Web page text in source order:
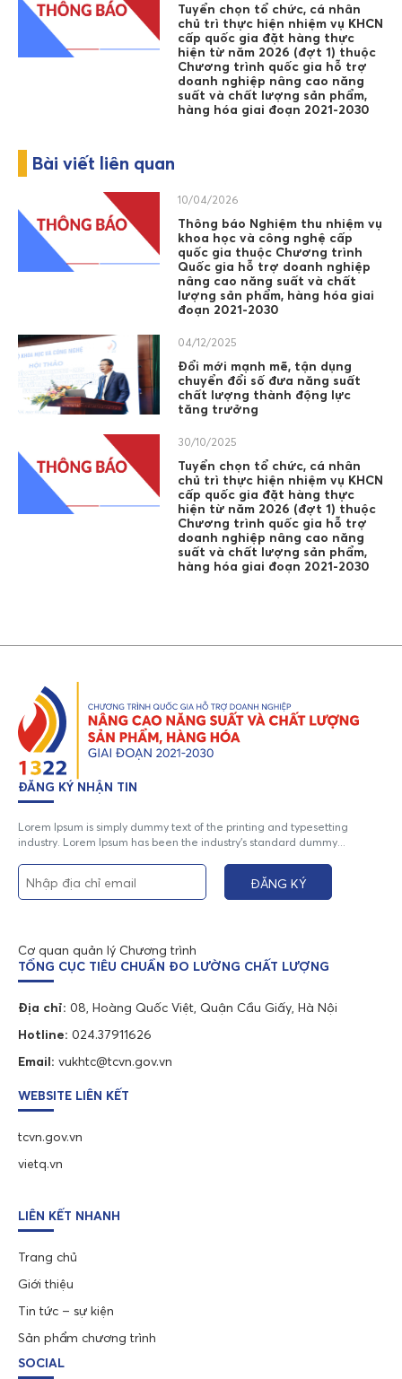
Tuyển chọn tổ chức, cá nhân
chủ trì thực hiện nhiệm vụ KHCN
cấp quốc gia đặt hàng thực
hiện từ năm 2026 (đợt 1) thuộc
Chương trình quốc gia hỗ trợ
doanh nghiệp nâng cao năng
suất và chất lượng sản phẩm,
hàng hóa giai đoạn 2021-2030
Bài viết liên quan
10/04/2026
Thông báo Nghiệm thu nhiệm vụ
khoa học và công nghệ cấp
quốc gia thuộc Chương trình
Quốc gia hỗ trợ doanh nghiệp
nâng cao năng suất và chất
lượng sản phẩm, hàng hóa giai
đoạn 2021-2030
04/12/2025
Đổi mới mạnh mẽ, tận dụng
chuyển đổi số đưa năng suất
chất lượng thành động lực
tăng trưởng
30/10/2025
Tuyển chọn tổ chức, cá nhân
chủ trì thực hiện nhiệm vụ KHCN
cấp quốc gia đặt hàng thực
hiện từ năm 2026 (đợt 1) thuộc
Chương trình quốc gia hỗ trợ
doanh nghiệp nâng cao năng
suất và chất lượng sản phẩm,
hàng hóa giai đoạn 2021-2030
ĐĂNG KÝ NHẬN TIN
Lorem Ipsum is simply dummy text of the printing and typesetting
industry. Lorem Ipsum has been the industry's standard dummy...
Cơ quan quản lý Chương trình
TỔNG CỤC TIÊU CHUẨN ĐO LƯỜNG CHẤT LƯỢNG
Địa chỉ: 08, Hoàng Quốc Việt, Quận Cầu Giấy, Hà Nội
Hotline: 024.37911626
Email: vukhtc@tcvn.gov.vn
WEBSITE LIÊN KẾT
tcvn.gov.vn
vietq.vn
LIÊN KẾT NHANH
Trang chủ
Giới thiệu
Tin tức – sự kiện
Sản phẩm chương trình
SOCIAL